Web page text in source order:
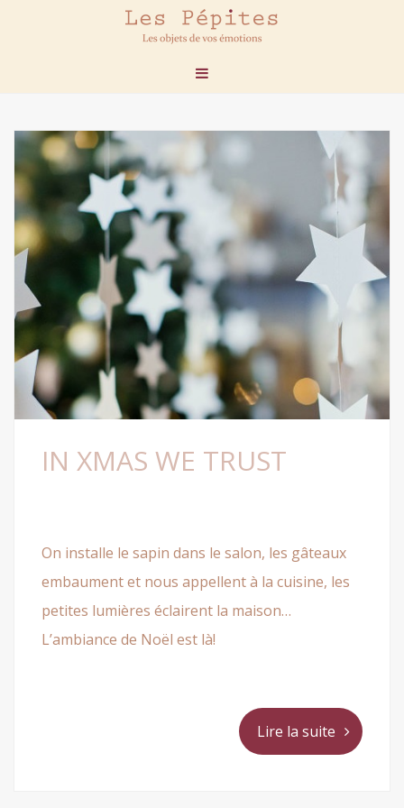
IN XMAS WE TRUST
On installe le sapin dans le salon, les gâteaux
embaument et nous appellent à la cuisine, les
petites lumières éclairent la maison…
L’ambiance de Noël est là!
Lire la suite